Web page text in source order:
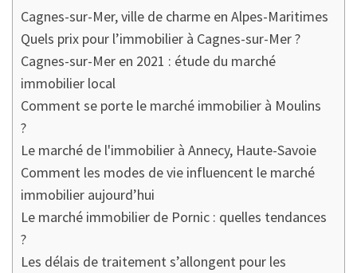
Cagnes-sur-Mer, ville de charme en Alpes-Maritimes
Quels prix pour l’immobilier à Cagnes-sur-Mer ?
Cagnes-sur-Mer en 2021 : étude du marché
immobilier local
Comment se porte le marché immobilier à Moulins
?
Le marché de l'immobilier à Annecy, Haute-Savoie
Comment les modes de vie influencent le marché
immobilier aujourd’hui
Le marché immobilier de Pornic : quelles tendances
?
Les délais de traitement s’allongent pour les